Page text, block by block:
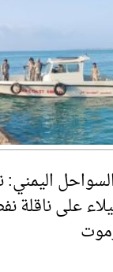
اليمني:
على ناقلة